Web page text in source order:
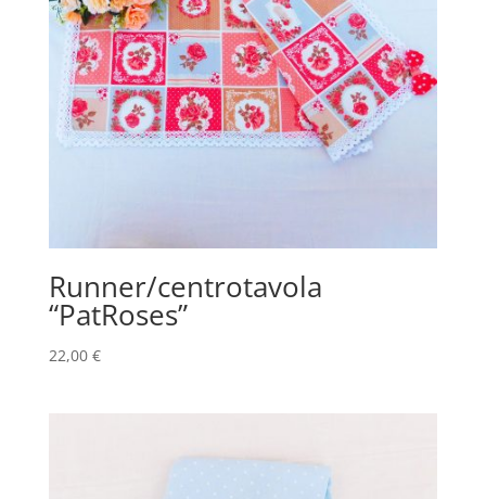
Runner/centrotavola
“PatRoses”
22,00 €